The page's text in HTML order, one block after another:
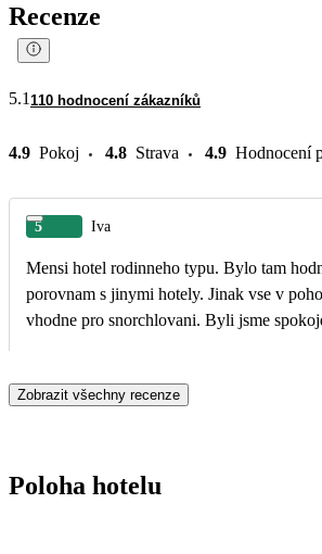
Recenze
5.1 110 hodnocení zákazníků
4.9 Pokoj 4.8 Strava 4.9 Hodnocení
5 Iva
Mensi hotel rodinneho typu. Bylo tam
porovnam s jinymi hotely. Jinak vse v
vhodne pro snorchlovani. Byli jsme
Zobrazit všechny recenze
Poloha hotelu